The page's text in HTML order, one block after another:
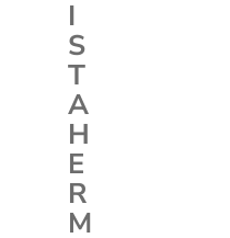
I
S
T
A
H
E
R
M